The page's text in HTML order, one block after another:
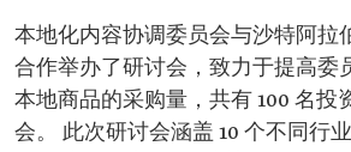
本地化内容协调委员会与沙特阿拉
合作举办了研讨会，致力于提高委
本地商品的采购量，共有 100 名投
会。 此次研讨会涵盖 10 个不同行